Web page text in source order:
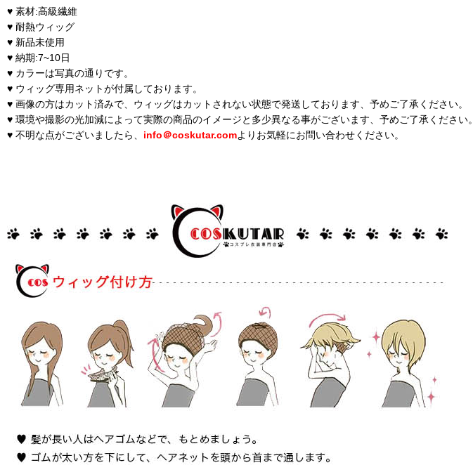
♥ 素材:高級繊維
♥ 耐熱ウィッグ
♥ 新品未使用
♥ 納期:7~10日
♥ カラーは写真の通りです。
♥ ウィッグ専用ネットが付属しております。
♥ 画像の方はカット済みで、ウィッグはカットされない状態で発送しております、予めご了承ください。
♥ 環境や撮影の光加減によって実際の商品のイメージと多少異なる事がございます、予めご了承ください。
♥ 不明な点がございましたら、 info＠coskutar.comよりお気軽にお問い合わせください。